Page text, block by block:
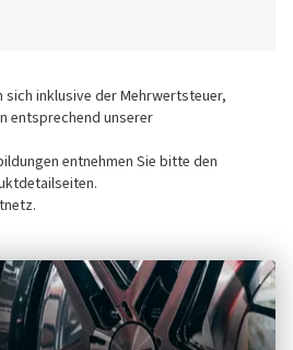
sich inklusive der Mehrwertsteuer,
entsprechend unserer
entnehmen Sie bitte den